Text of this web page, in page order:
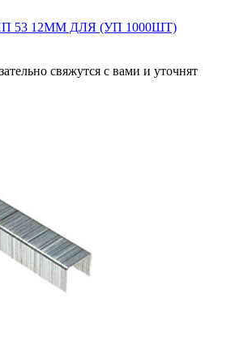
53 12ММ ДЛЯ (УП 1000ШТ)
свяжутся с вами и уточнят